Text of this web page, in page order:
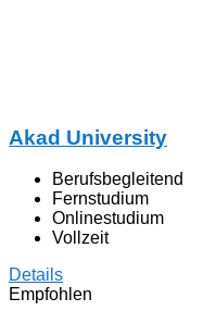
Akad University
Berufsbegleitend
Fernstudium
Onlinestudium
Vollzeit
Details
Empfohlen